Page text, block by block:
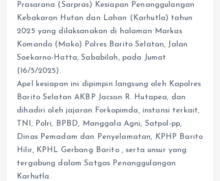
Prasarana (Sarpras) Kesiapan Penanggulangan
Kebakaran Hutan dan Lahan (Karhutla) tahun
2025 yang dilaksanakan di halaman Markas
Komando (Mako) Polres Barito Selatan, Jalan
Soekarno-Hatta, Sababilah, pada Jumat
(16/5/2025).
Apel kesiapan ini dipimpin langsung oleh Kapolres
Barito Selatan AKBP Jacson R. Hutapea, dan
dihadiri oleh jajaran Forkopimda, instansi terkait,
TNI, Polri, BPBD, Manggala Agni, Satpol-pp,
Dinas Pemadam dan Penyelamatan, KPHP Barito
Hilir, KPHL Gerbang Barito , serta unsur yang
tergabung dalam Satgas Penanggulangan
Karhutla.